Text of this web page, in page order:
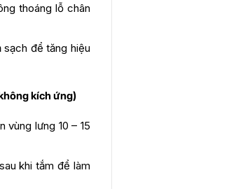
thoáng lỗ chân
để tăng hiệu
kích ứng)
lưng 10 – 15
khi tắm để làm